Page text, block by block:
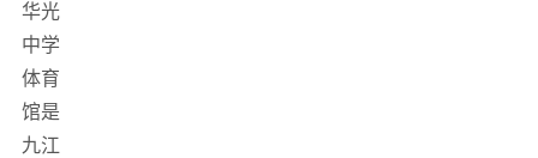
华光
中学
体育
馆是
九江